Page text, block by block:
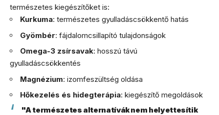
természetes kiegészítőket is:
Kurkuma: természetes gyulladáscsökkentő hatás
Gyömbér: fájdalomcsillapító tulajdonságok
Omega-3 zsírsavak: hosszú távú
gyulladáscsökkentés
Magnézium: izomfeszültség oldása
Hőkezelés és hidegterápia: kiegészítő megoldások
"A természetes alternatívák nem helyettesítik